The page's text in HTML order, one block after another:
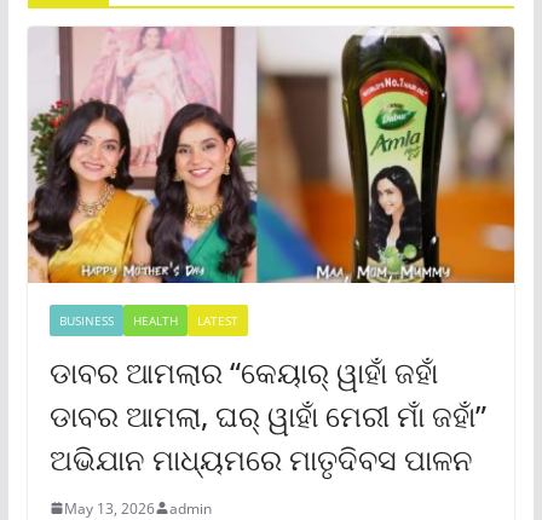
BUSINESS HEALTH LATEST
ଡାବର ଆମଲାର “କେୟାର୍ ୱାହାଁ ଜହାଁ
ଡାବର ଆମଲା, ଘର୍ ୱାହାଁ ମେରୀ ମାଁ ଜହାଁ”
ଅଭିଯାନ ମାଧ୍ୟମରେ ମାତୃଦିବସ ପାଳନ
May 13, 2026 admin